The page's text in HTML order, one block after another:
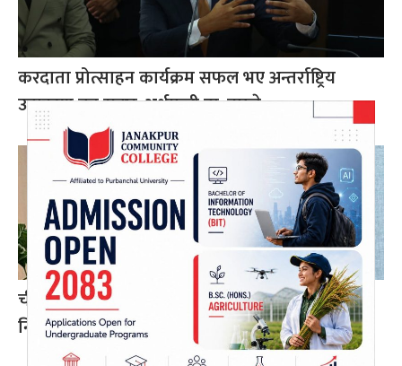
करदाता प्रोत्साहन कार्यक्रम सफल भए अन्तर्राष्ट्रिय
उदाहरण बन्न सक्छ: अर्थमन्त्री डा. वाग्ले
चीन–दक्षिण एसिया सहकार्यमा नेपालले पुलको भूमिका
निर्वाह गर्न सक्छ: परराष्ट्रमन्त्री खनाल